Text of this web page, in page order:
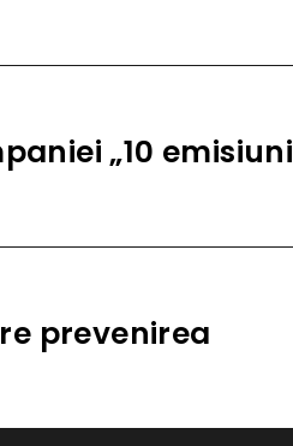
„10 emisiuni
prevenirea